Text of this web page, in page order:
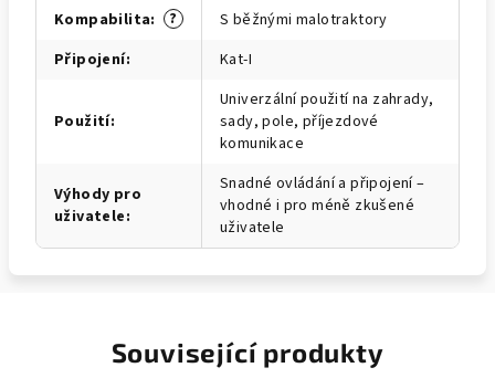
?
Kompabilita:
S běžnými malotraktory
Připojení: Kat-I
Použití:
Univerzální použití na zahrady,
sady, pole, příjezdové
komunikace
Výhody pro
uživatele:
Snadné ovládání a připojení –
vhodné i pro méně zkušené
uživatele
Související produkty